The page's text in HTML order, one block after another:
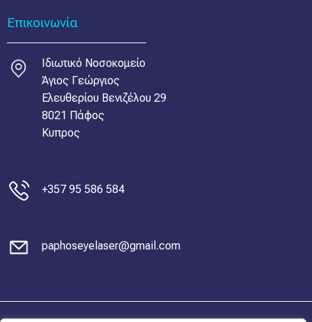
Επικοινωνία
Ιδιωτικό Νοσοκομείο
Άγιος Γεώργιος
Ελευθερίου Βενιζέλου 29
8021 Πάφος
Κυπρος
+357 95 586 584
paphoseyelaser@gmail.com